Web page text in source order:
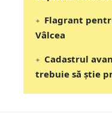
Flagrant
Vâlcea
Cadastrul
trebuie să știe